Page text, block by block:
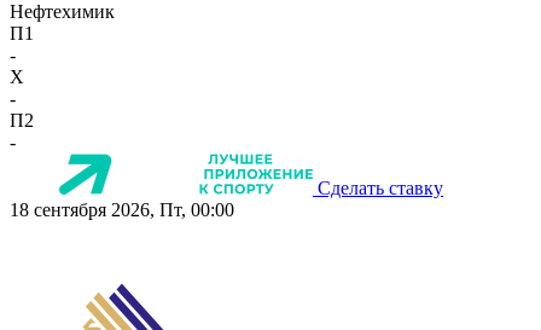
Нефтехимик
П1
-
X
-
П2
-
Сделать ставку
18 сентября 2026, Пт, 00:00